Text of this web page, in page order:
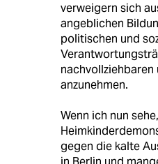
verweigern sich
angeblichen
politischen und
anzunehmen.
Wenn ich nun
gegen die kalte